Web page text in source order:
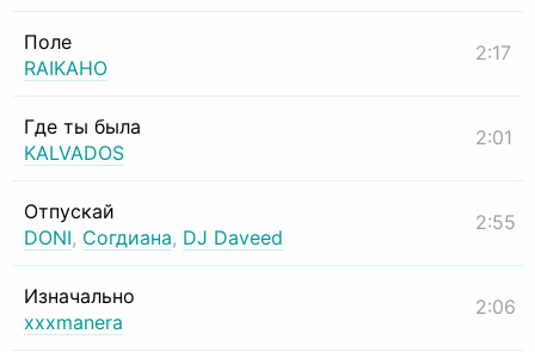
Поле
RAIKAHO
2:17
Где ты была
KALVADOS
2:01
Отпускай
DONI, Согдиана, DJ Daveed
2:55
Изначально
xxxmanera
2:06